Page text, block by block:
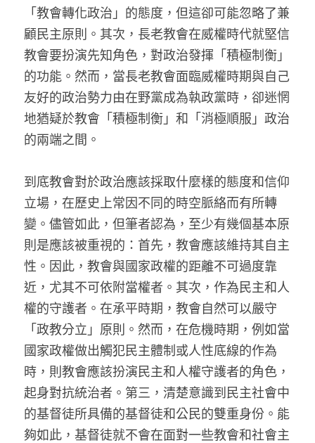
「教會轉化政治」的態度，但這卻可能忽略了兼
顧民主原則。其次，長老教會在威權時代就堅信
教會要扮演先知角色，對政治發揮「積極制衡」
的功能。然而，當長老教會面臨威權時期與自己
友好的政治勢力由在野黨成為執政黨時，卻迷惘
地猶疑於教會「積極制衡」和「消極順服」政治
的兩端之間。
到底教會對於政治應該採取什麼樣的態度和信仰
立場，在歷史上常因不同的時空脈絡而有所轉
變。儘管如此，但筆者認為，至少有幾個基本原
則是應該被重視的：首先，教會應該維持其自主
性。因此，教會與國家政權的距離不可過度靠
近，尤其不可依附當權者。其次，作為民主和人
權的守護者。在承平時期，教會自然可以嚴守
「政教分立」原則。然而，在危機時期，例如當
國家政權做出觸犯民主體制或人性底線的作為
時，則教會應該扮演民主和人權守護者的角色，
起身對抗統治者。第三，清楚意識到民主社會中
的基督徒所具備的基督徒和公民的雙重身份。能
夠如此，基督徒就不會在面對一些教會和社會主